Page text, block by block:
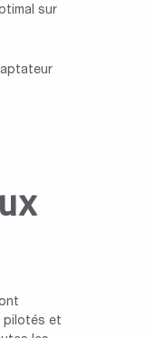
sur
pilotés et